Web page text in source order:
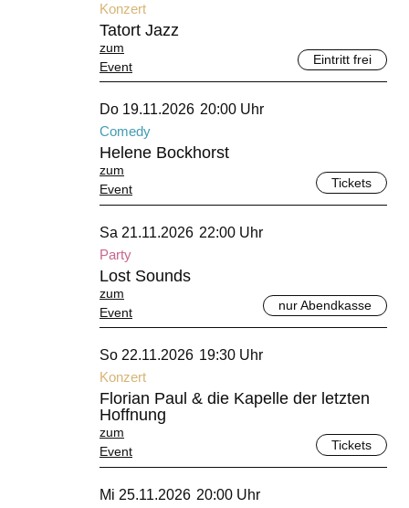
Konzert
Eintritt frei
Tatort Jazz
zum
Event
November 2026
Do 19.11.2026 20:00 Uhr
Comedy
Tickets
Helene Bockhorst
zum
Event
November 2026
Sa 21.11.2026 22:00 Uhr
Party
nur Abendkasse
Lost Sounds
zum
Event
November 2026
So 22.11.2026 19:30 Uhr
Konzert
Tickets
Florian Paul & die Kapelle der letzten
Hoffnung
zum
Event
November 2026
Mi 25.11.2026 20:00 Uhr